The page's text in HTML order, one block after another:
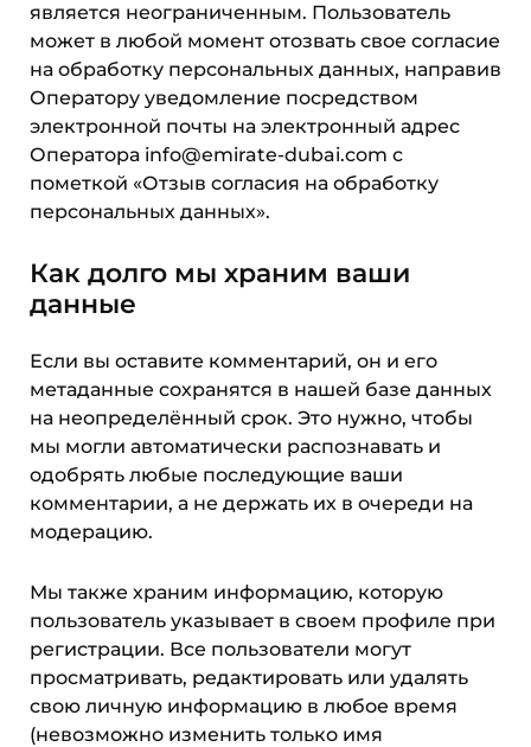
является неограниченным. Пользователь
может в любой момент отозвать свое согласие
на обработку персональных данных, направив
Оператору уведомление посредством
электронной почты на электронный адрес
Оператора info@emirate-dubai.com с
пометкой «Отзыв согласия на обработку
персональных данных».
Как долго мы храним ваши
данные
Если вы оставите комментарий, он и его
метаданные сохранятся в нашей базе данных
на неопределённый срок. Это нужно, чтобы
мы могли автоматически распознавать и
одобрять любые последующие ваши
комментарии, а не держать их в очереди на
модерацию.
Мы также храним информацию, которую
пользователь указывает в своем профиле при
регистрации. Все пользователи могут
просматривать, редактировать или удалять
свою личную информацию в любое время
(невозможно изменить только имя